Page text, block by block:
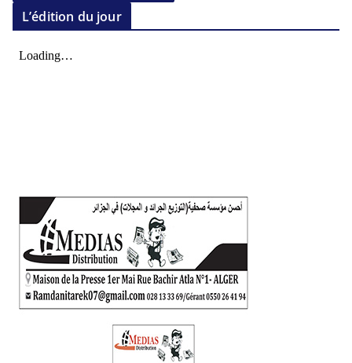
L’édition du jour